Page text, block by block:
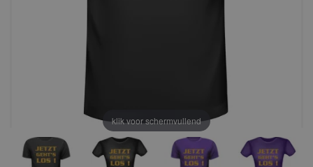
klik voor schermvullend